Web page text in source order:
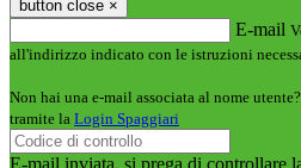
button close ×
E-mail
all'indirizzo indicato con le istruzioni
Non hai una e-mail associata al nome
tramite la Login Spaggiari